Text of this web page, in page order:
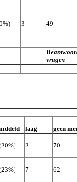
3 49
vragen
laag
geen
2 70
7 62